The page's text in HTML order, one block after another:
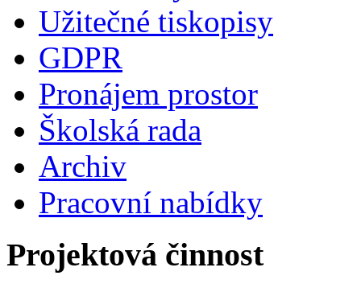
Užitečné tiskopisy
GDPR
Pronájem prostor
Školská rada
Archiv
Pracovní nabídky
Projektová činnost